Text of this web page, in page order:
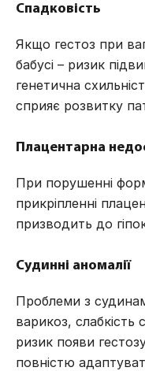
Спадковість
Якщо гестоз при
бабусі – ризик
генетична
сприяє розвитку
Плацентарна
При порушенні
прикріпленні
призводить до
Судинні аномалії
Проблеми з
варикоз, слабкість
ризик появи
повністю